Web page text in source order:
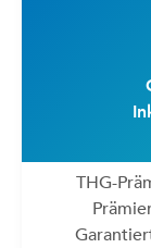
THG-